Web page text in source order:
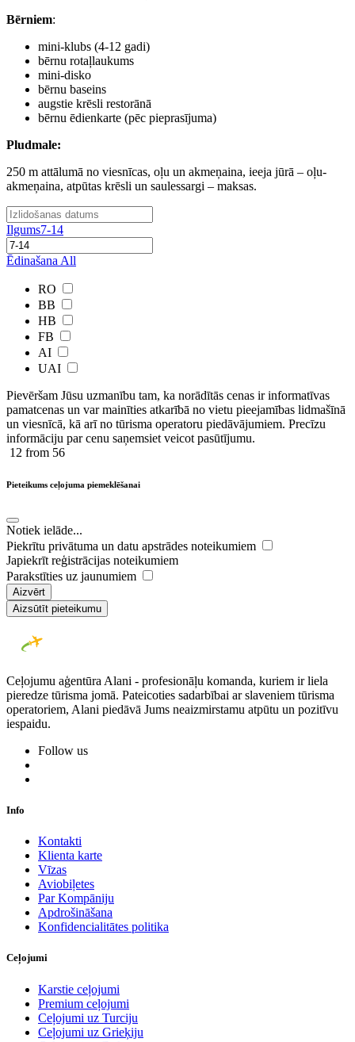
Bērniem:
mini-klubs (4-12 gadi)
bērnu rotaļlaukums
mini-disko
bērnu baseins
augstie krēsli restorānā
bērnu ēdienkarte (pēc pieprasījuma)
Pludmale:
250 m attālumā no viesnīcas, oļu un akmeņaina, ieeja jūrā – oļu-
akmeņaina, atpūtas krēsli un saulessargi – maksas.
Ilgums7-14
Ēdinašana All
RO
BB
HB
FB
AI
UAI
Pievēršam Jūsu uzmanību tam, ka norādītās cenas ir ​informatīvas ​
pamatcenas un var mainīties atkarībā ​no ​vietu pieejamības lidmašīnā
un viesnīcā, kā arī no tūrisma operatoru piedāvājumiem. Precīzu
informāciju par cenu saņemsiet veicot pasūtījumu.
12 from 56
Pieteikums ceļojuma piemeklēšanai
Notiek ielāde...
Piekrītu privātuma un datu apstrādes noteikumiem
Japiekrīt reģistrācijas noteikumiem
Parakstīties uz jaunumiem
Aizvērt
Aizsūtīt pieteikumu
Ceļojumu aģentūra Alani - profesionāļu komanda, kuriem ir liela
pieredze tūrisma jomā. Pateicoties sadarbībai ar slaveniem tūrisma
operatoriem, Alani piedāvā Jums neaizmirstamu atpūtu un pozitīvu
iespaidu.
Follow us
Info
Kontakti
Klienta karte
Vīzas
Aviobiļetes
Par Kompāniju
Apdrošināšana
Konfidencialitātes politika
Ceļojumi
Karstie ceļojumi
Premium ceļojumi
Ceļojumi uz Turciju
Ceļojumi uz Grieķiju